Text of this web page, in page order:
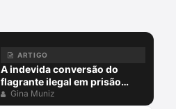
ARTIGO
A indevida conversão do
flagrante ilegal em prisão
preventiva
Gina Muniz